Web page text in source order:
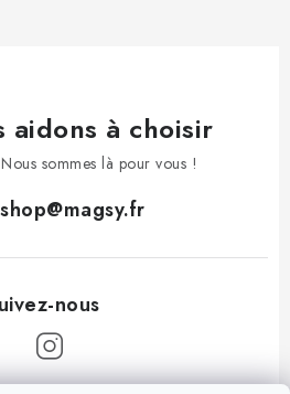
aidons à choisir
sommes là pour vous !
@magsy.fr